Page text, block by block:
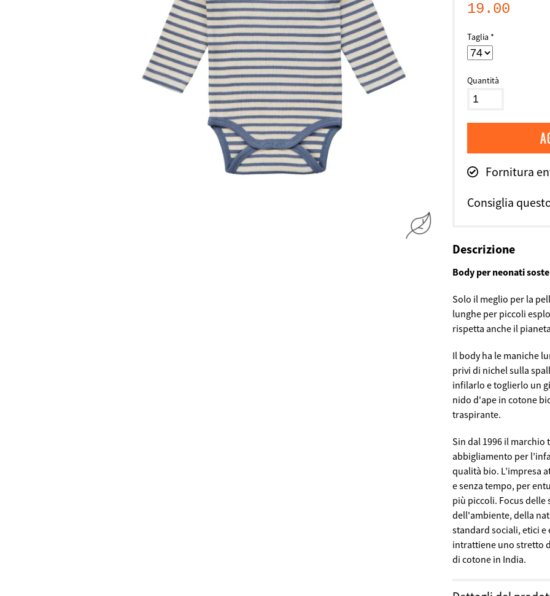
19.00
Taglia
Quantità
Fornitura
Consiglia
Descrizione
Body per neonati
Solo il meglio per la
lunghe per piccoli
rispetta anche il
Il body ha le maniche
privi di nichel sulla
infilarlo e toglierlo un
nido d'ape in cotone
traspirante.
Sin dal 1996 il marchio
abbigliamento per
qualità bio. L’impresa
e senza tempo, per
più piccoli. Focus delle
dell'ambiente, della
standard sociali, etici
intrattiene uno stretto
di cotone in India.